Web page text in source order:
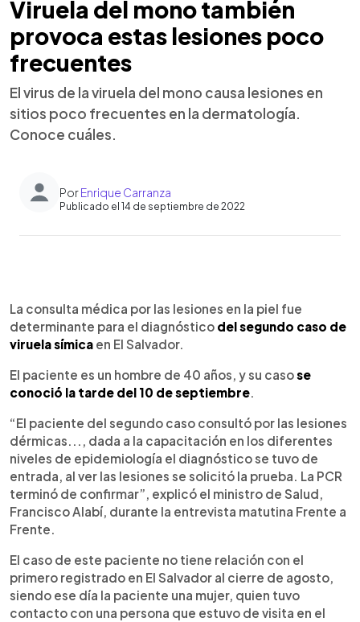
Viruela del mono también
provoca estas lesiones poco
frecuentes
El virus de la viruela del mono causa lesiones en
sitios poco frecuentes en la dermatología.
Conoce cuáles.
PorEnrique Carranza
Publicado el 14 de septiembre de 2022
Escuchar artículo
La consulta médica por las lesiones en la piel fue
determinante para el diagnóstico del segundo caso de
viruela símica en El Salvador.
El paciente es un hombre de 40 años, y su casose
conoció la tarde del 10 de septiembre.
“El paciente del segundo caso consultó por las lesiones
dérmicas..., dada a la capacitación en los diferentes
niveles de epidemiología el diagnóstico se tuvo de
entrada, al ver las lesiones se solicitó la prueba. La PCR
terminó de confirmar”, explicó el ministro de Salud,
Francisco Alabí, durante la entrevista matutina Frente a
Frente.
El caso de este paciente no tiene relación con el
primero registrado en El Salvador al cierre de agosto,
siendo ese día la paciente una mujer, quien tuvo
contacto con una persona que estuvo de visita en el